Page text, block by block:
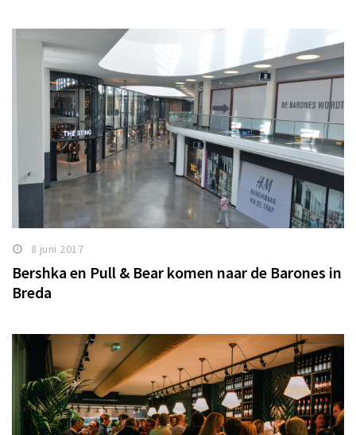
8 juni 2017
Bershka en Pull & Bear komen naar de Barones in
Breda